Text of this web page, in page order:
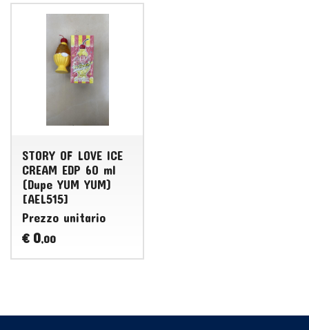
STORY OF LOVE ICE
CREAM EDP 60 ml
(Dupe YUM YUM)
[AEL515]
Prezzo unitario
€ 0,00